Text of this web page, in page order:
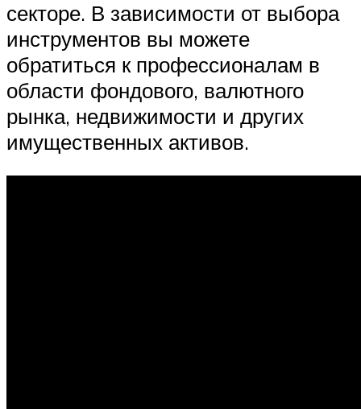
секторе. В зависимости от выбора
инструментов вы можете
обратиться к профессионалам в
области фондового, валютного
рынка, недвижимости и других
имущественных активов.